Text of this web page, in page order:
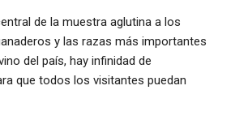
de la muestra aglutina a los
y las razas más importantes
del país, hay infinidad de
que todos los visitantes puedan